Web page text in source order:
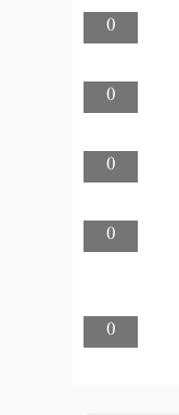
0
0
0
0
0